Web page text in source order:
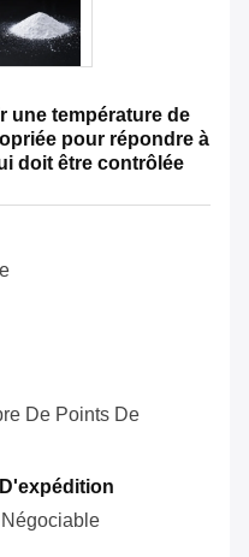
une température de
pour répondre à
doit être contrôlée
De Points De
Négociable